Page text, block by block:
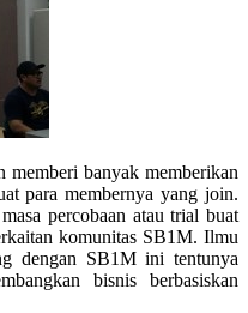
memberi banyak memberikan
para membernya yang join.
percobaan atau trial buat
komunitas SB1M. Ilmu
dengan SB1M ini tentunya
bisnis berbasiskan